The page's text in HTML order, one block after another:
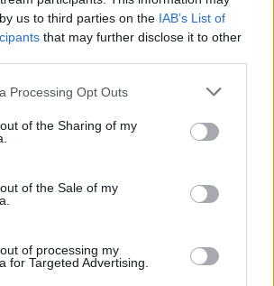
us to third parties on the IAB’s List of
that may further disclose it to other
website/app uses one or more Google
visit or usage behaviour. You may click to
to Google and its third-party tags to
specified purposes in below Google
Processing Opt Outs
of the Sharing of my
of the Sale of my
of processing my
for Targeted Advertising.
15.
arról, ahogy Malcolm Wilson
dolgozóinak, hogy 2017-re